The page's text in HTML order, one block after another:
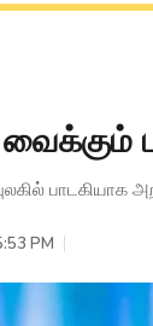
வைக்கும்
பாடகியாக
PM